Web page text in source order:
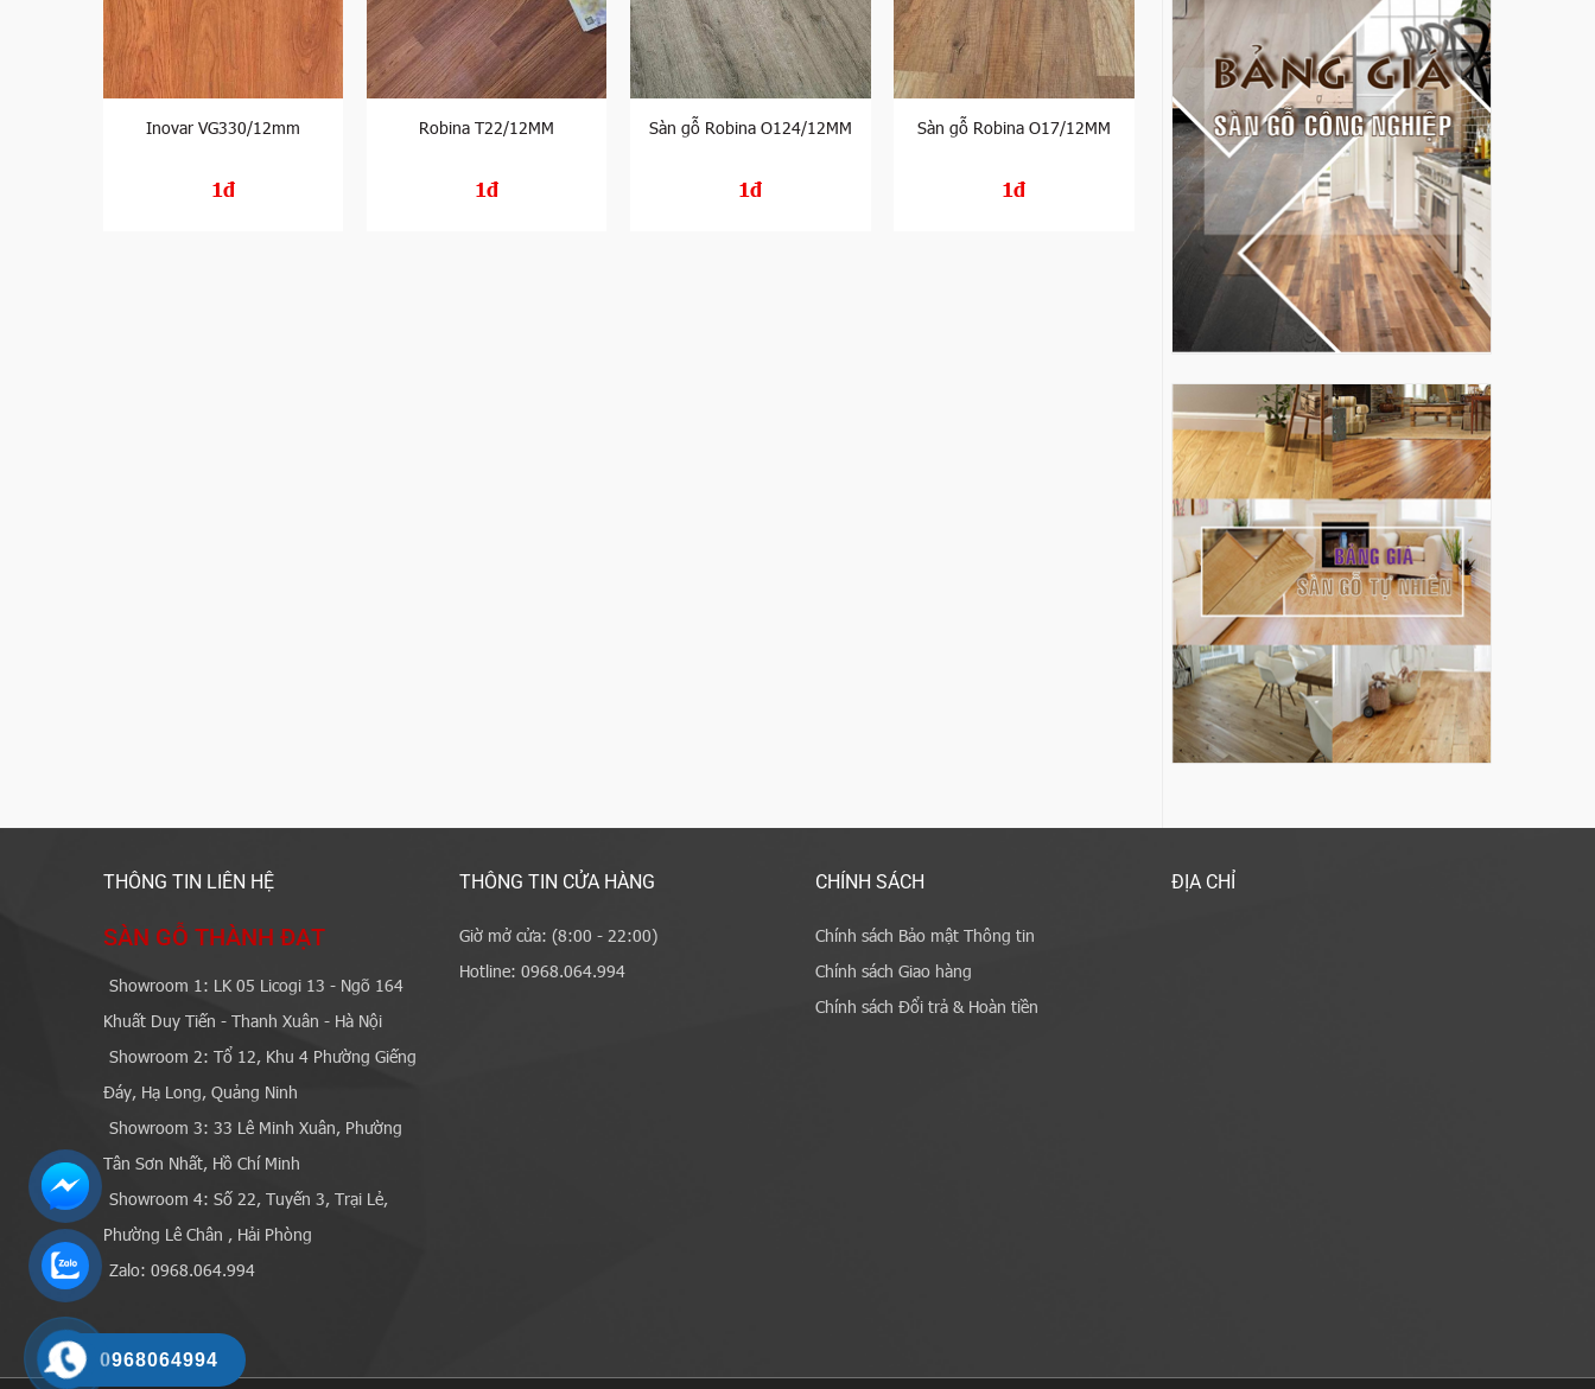
Inovar VG330/12mm
1đ
Robina T22/12MM
1đ
Sàn gỗ Robina O124/12MM
1đ
Sàn gỗ Robina O17/12MM
1đ
THÔNG TIN LIÊN HỆ
SÀN GỖ THÀNH ĐẠT
Showroom 1: LK 05 Licogi 13 - Ngõ 164
Khuất Duy Tiến - Thanh Xuân - Hà Nội
Showroom 2: Tổ 12, Khu 4 Phường Giếng
Đáy, Hạ Long, Quảng Ninh
Showroom 3: 33 Lê Minh Xuân, Phường
Tân Sơn Nhất, Hồ Chí Minh
Showroom 4: Số 22, Tuyến 3, Trại Lẻ,
Phường Lê Chân , Hải Phòng
Zalo: 0968.064.994
THÔNG TIN CỬA HÀNG
Giờ mở cửa: (8:00 - 22:00)
Hotline: 0968.064.994
CHÍNH SÁCH
Chính sách Bảo mật Thông tin
Chính sách Giao hàng
Chính sách Đổi trả & Hoàn tiền
ĐỊA CHỈ
0968064994